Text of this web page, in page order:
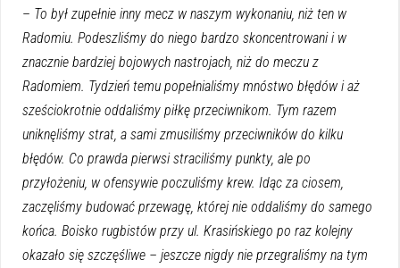
– To był zupełnie inny mecz w naszym wykonaniu, niż ten w
Radomiu. Podeszliśmy do niego bardzo skoncentrowani i w
znacznie bardziej bojowych nastrojach, niż do meczu z
Radomiem. Tydzień temu popełnialiśmy mnóstwo błędów i aż
sześciokrotnie oddaliśmy piłkę przeciwnikom. Tym razem
uniknęliśmy strat, a sami zmusiliśmy przeciwników do kilku
błędów. Co prawda pierwsi straciliśmy punkty, ale po
przyłożeniu, w ofensywie poczuliśmy krew. Idąc za ciosem,
zaczęliśmy budować przewagę, której nie oddaliśmy do samego
końca. Boisko rugbistów przy ul. Krasińskiego po raz kolejny
okazało się szczęśliwe – jeszcze nigdy nie przegraliśmy na tym